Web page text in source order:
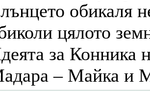
обикаля
цялото
за Конника
– Майка и